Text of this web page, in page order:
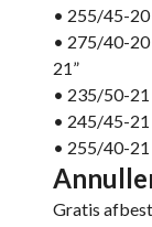
• 255/45-20
• 275/40-20
21”
• 235/50-21
• 245/45-21
• 255/40-21
Gratis